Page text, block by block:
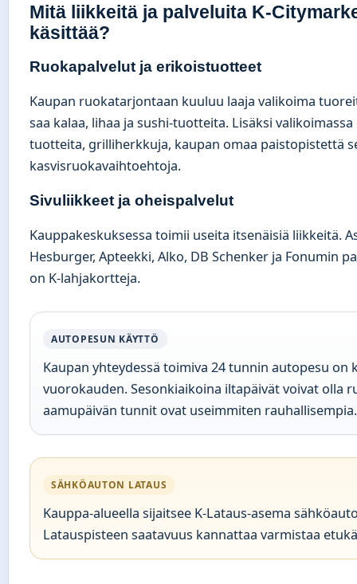
Mitä liikkeitä ja palveluita K-
käsittää?
Ruokapalvelut ja erikoistuotteet
Kaupan ruokatarjontaan kuuluu laaja valikoima
saa kalaa, lihaa ja sushi-tuotteita. Lisäksi
tuotteita, grilliherkkuja, kaupan omaa paistopistettä
kasvisruokavaihtoehtoja.
Sivuliikkeet ja oheispalvelut
Kauppakeskuksessa toimii useita itsenäisiä liikkeitä.
Hesburger, Apteekki, Alko, DB Schenker ja Fonumin
on K-lahjakortteja.
AUTOPESUN KÄYTTÖ
Kaupan yhteydessä toimiva 24 tunnin autopesu on
vuorokauden. Sesonkiaikoina iltapäivät voivat olla
aamupäivän tunnit ovat useimmiten rauhallisempia.
SÄHKÖAUTON LATAUS
Kauppa-alueella sijaitsee K-Lataus-asema
Latauspisteen saatavuus kannattaa varmistaa